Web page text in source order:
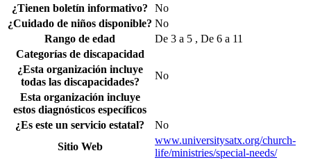
¿Tienen boletín informativo?
No
¿Cuidado de niños disponible? No
Rango de edad
De 3 a 5 , De 6 a 11
Categorías de discapacidad
¿Esta organización incluye
todas las discapacidades?
No
Esta organización incluye
estos diagnósticos específicos
¿Es este un servicio estatal?
No
Sitio Web
www.universitysatx.org/church-
life/ministries/special-needs/